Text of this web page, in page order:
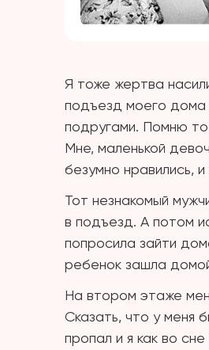
Я тоже жертва
подъезд моего дома
подругами. Помню
Мне, маленькой
безумно нравились,
Тот незнакомый
в подъезд. А потом
попросила зайти
ребенок зашла
На втором этаже
Сказать, что у меня
пропал и я как во